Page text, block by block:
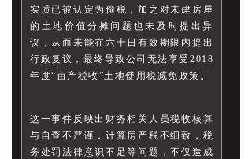
实质已被认定为偷税，加之对未建房屋
的土地价值分摊问题也未及时提出异
议，从而未能在六十日有效期限内提出
行政复议，最终导致公司无法享受2018
年度“亩产税收”土地使用税减免政策。
这一事件反映出财务相关人员税收核算
与自查不严谨，计算房产税不细致，税
务处罚法律意识不足等问题，不仅造成